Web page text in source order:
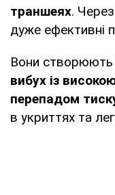
траншеях.
дуже ефективні
Вони створюють
вибух із
перепадом
в укриттях та